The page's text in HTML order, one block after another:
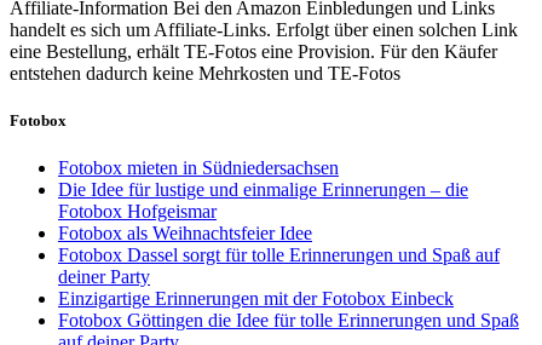
Affiliate-Information Bei den Amazon Einbledungen und Links
handelt es sich um Affiliate-Links. Erfolgt über einen solchen Link
eine Bestellung, erhält TE-Fotos eine Provision. Für den Käufer
entstehen dadurch keine Mehrkosten und TE-Fotos
Fotobox
Fotobox mieten in Südniedersachsen
Die Idee für lustige und einmalige Erinnerungen – die
Fotobox Hofgeismar
Fotobox als Weihnachtsfeier Idee
Fotobox Dassel sorgt für tolle Erinnerungen und Spaß auf
deiner Party
Einzigartige Erinnerungen mit der Fotobox Einbeck
Fotobox Göttingen die Idee für tolle Erinnerungen und Spaß